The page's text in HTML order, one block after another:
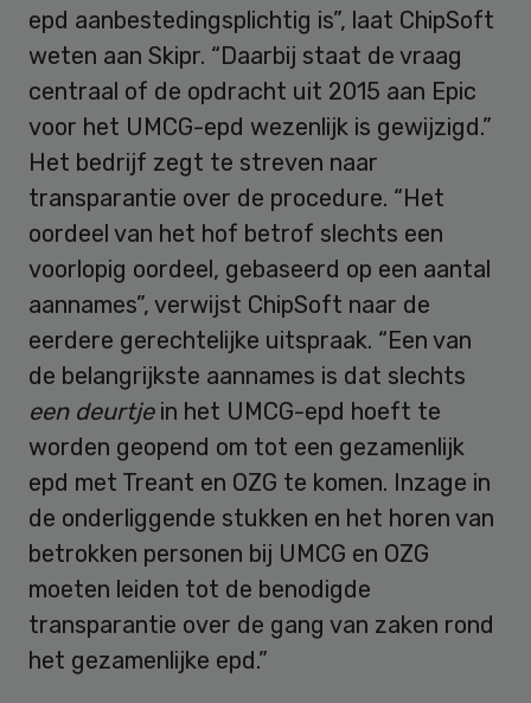
epd aanbestedingsplichtig is”, laat ChipSoft
weten aan Skipr. “Daarbij staat de vraag
centraal of de opdracht uit 2015 aan Epic
voor het UMCG-epd wezenlijk is gewijzigd.”
Het bedrijf zegt te streven naar
transparantie over de procedure. “Het
oordeel van het hof betrof slechts een
voorlopig oordeel, gebaseerd op een aantal
aannames”, verwijst ChipSoft naar de
eerdere gerechtelijke uitspraak. “Een van
de belangrijkste aannames is dat slechts
een deurtjein het UMCG-epd hoeft te
worden geopend om tot een gezamenlijk
epd met Treant en OZG te komen. Inzage in
de onderliggende stukken en het horen van
betrokken personen bij UMCG en OZG
moeten leiden tot de benodigde
transparantie over de gang van zaken rond
het gezamenlijke epd.”